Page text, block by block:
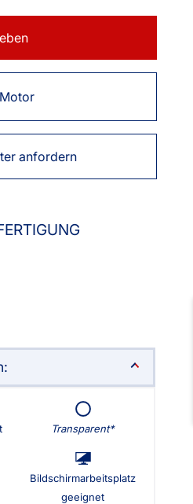
Transparent
Bildschirmarbeitsplatz
geeignet
anfordern